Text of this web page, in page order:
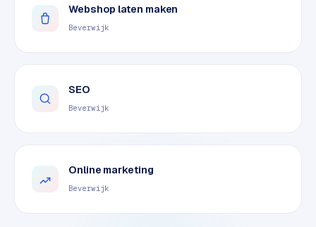
o
k
Webshop laten maken
Beverwijk
SEO
Beverwijk
Online marketing
Beverwijk